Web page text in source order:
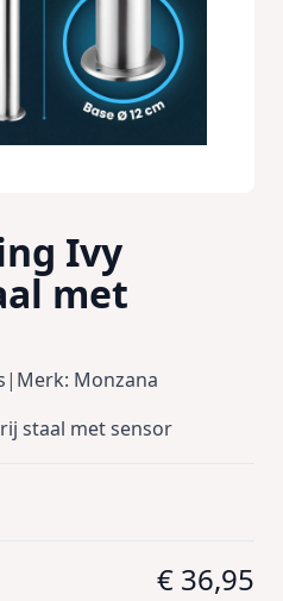
Ivy
met
| Merk: Monzana
staal met sensor
€ 36,95